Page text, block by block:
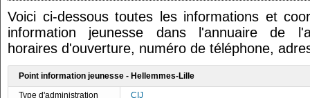
Voici ci-dessous toutes les informations et
information jeunesse dans l'annuaire de
horaires d'ouverture, numéro de téléphone,
Point information jeunesse - Hellemmes-Lille
Type d'administration
CIJ